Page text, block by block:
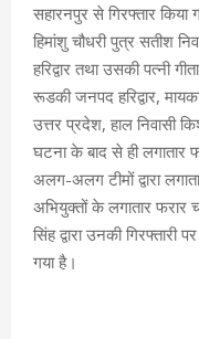
सहारनपुर से गिरफ्तार
हिमांशु चौधरी पुत्र सतीश
हरिद्वार तथा उसकी पत्नी
रूडकी जनपद हरिद्वार,
उत्तर प्रदेश, हाल निवासी
घटना के बाद से ही लगातार
अलग-अलग टीमों द्वारा
अभियुक्तों के लगातार
सिंह द्वारा उनकी
गया है।